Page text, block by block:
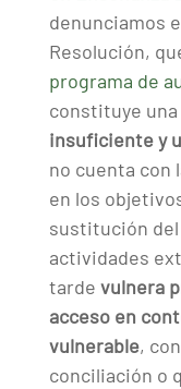
denunciamos
Resolución,
programa de
constituye una
insuficiente y
no cuenta con
en los
sustitución del
actividades
tarde vulnera
acceso en
vulnerable,
conciliación o